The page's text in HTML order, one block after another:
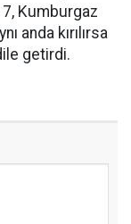
7, Kumburgaz
anda kırılırsa
getirdi.